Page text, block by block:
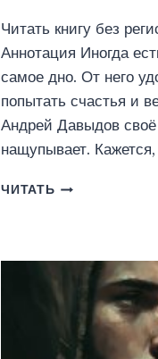
Читать книгу без
Аннотация Иногда
самое дно. От него
попытать счастья и
Андрей Давыдов
нащупывает.
ЧИТАТЬ
II)
РАЙЦ)